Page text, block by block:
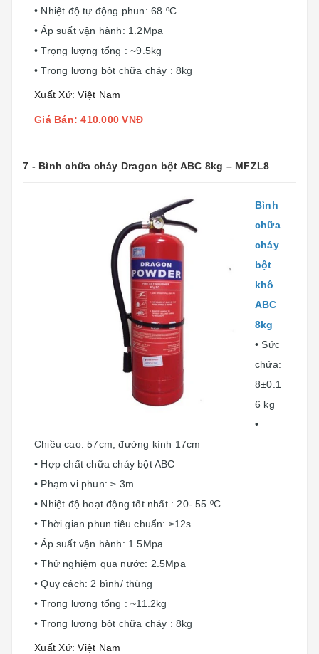
• Nhiệt độ tự động phun: 68 ºC
• Áp suất vận hành: 1.2Mpa
• Trọng lượng tổng : ~9.5kg
• Trọng lượng bột chữa cháy : 8kg
Xuất Xứ: Việt Nam
Giá Bán: 410.000 VNĐ
7 - Bình chữa cháy Dragon bột ABC 8kg – MFZL8
Bình
chữa
cháy
bột
khô
ABC
8kg
• Sức
chứa:
8±0.1
6 kg
•
Chiều cao: 57cm, đường kính 17cm
• Hợp chất chữa cháy bột ABC
• Phạm vi phun: ≥ 3m
• Nhiệt độ hoạt động tốt nhất : 20- 55 ºC
• Thời gian phun tiêu chuẩn: ≥12s
• Áp suất vận hành: 1.5Mpa
• Thử nghiệm qua nước: 2.5Mpa
• Quy cách: 2 bình/ thùng
• Trọng lượng tổng : ~11.2kg
• Trọng lượng bột chữa cháy : 8kg
Xuất Xứ: Việt Nam